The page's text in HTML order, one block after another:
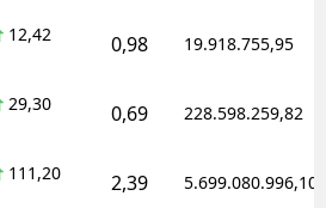
12,42 0,98 19.918.755,95
29,30 0,69 228.598.259,82
111,20 2,39 5.699.080.996,10